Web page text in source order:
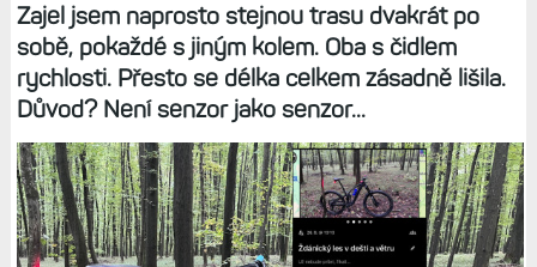
Zajel jsem naprosto stejnou trasu dvakrát po
sobě, pokaždé s jiným kolem. Oba s čidlem
rychlosti. Přesto se délka celkem zásadně lišila.
Důvod? Není senzor jako senzor...